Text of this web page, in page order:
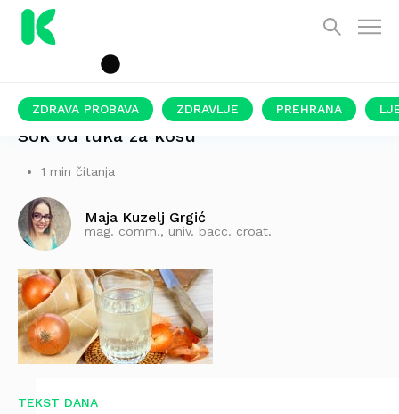
ZDRAVA PROBAVA ZDRAVLJE PREHRANA
Sok od luka za kosu
1 min čitanja
Maja Kuzelj Grgić
mag. comm., univ. bacc. croat.
TEKST DANA